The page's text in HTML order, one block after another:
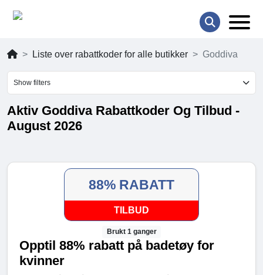
Liste over rabattkoder for alle butikker Goddiva
Show filters
Aktiv Goddiva Rabattkoder Og Tilbud -
August 2026
88% RABATT
TILBUD
Brukt 1 ganger
Opptil 88% rabatt på badetøy for
kvinner